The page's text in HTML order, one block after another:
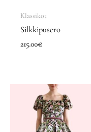
Klassikot
Silkkipusero
215.00€